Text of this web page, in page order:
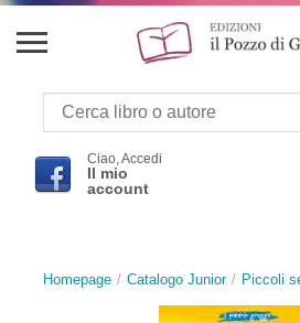
Ciao, Accedi
Il mio
account
Homepage Catalogo Junior Piccoli